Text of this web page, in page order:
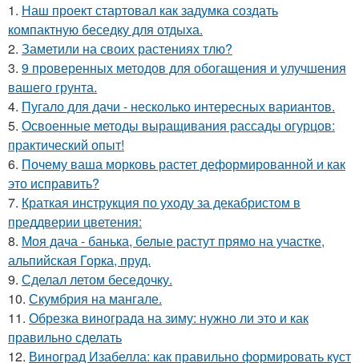
1. Наш проект стартовал как задумка создать
компактную беседку для отдыха.
2. Заметили на своих растениях тлю?
3. 9 проверенных методов для обогащения и улучшения
вашего грунта.
4. Пугало для дачи - несколько интересных вариантов.
5. Освоенные методы выращивания рассады огурцов:
практический опыт!
6. Почему ваша морковь растет деформированной и как
это исправить?
7. Краткая инструкция по уходу за декабристом в
преддверии цветения:
8. Моя дача - банька, белые растут прямо на участке,
альпийская Горка, пруд.
9. Сделал летом беседочку.
10. Скумбрия на мангале.
11. Обрезка винограда на зиму: нужно ли это и как
правильно сделать
12. Виноград Изабелла: как правильно формировать куст